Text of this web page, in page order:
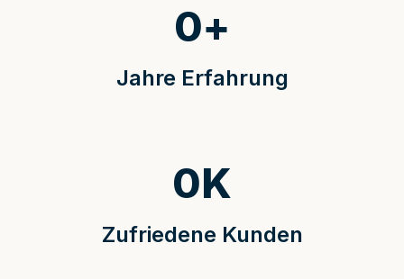
Jahre Erfahrung
0+
Zufriedene Kunden
0K